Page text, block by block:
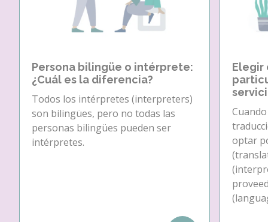
Persona bilingüe o intérprete:
¿Cuál es la diferencia?
Todos los intérpretes (interpreters)
son bilingües, pero no todas las
personas bilingües pueden ser
intérpretes.
Elegir
optar